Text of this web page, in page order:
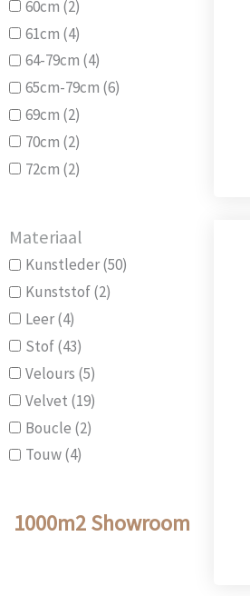
60cm (2)
61cm (4)
64-79cm (4)
65cm-79cm (6)
69cm (2)
70cm (2)
72cm (2)
Materiaal
Kunstleder(50)
Kunststof(2)
Leer(4)
Stof(43)
Velours (5)
Velvet (19)
Boucle (2)
Touw(4)
1000m2 Showroom